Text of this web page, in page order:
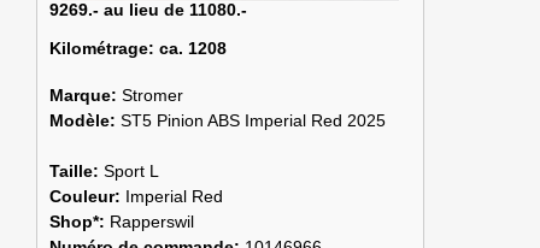
9269.- au lieu de 11080.-
Kilométrage: ca. 1208
Marque: Stromer
Modèle: ST5 Pinion ABS Imperial Red 2025
Taille: Sport L
Couleur: Imperial Red
Shop*: Rapperswil